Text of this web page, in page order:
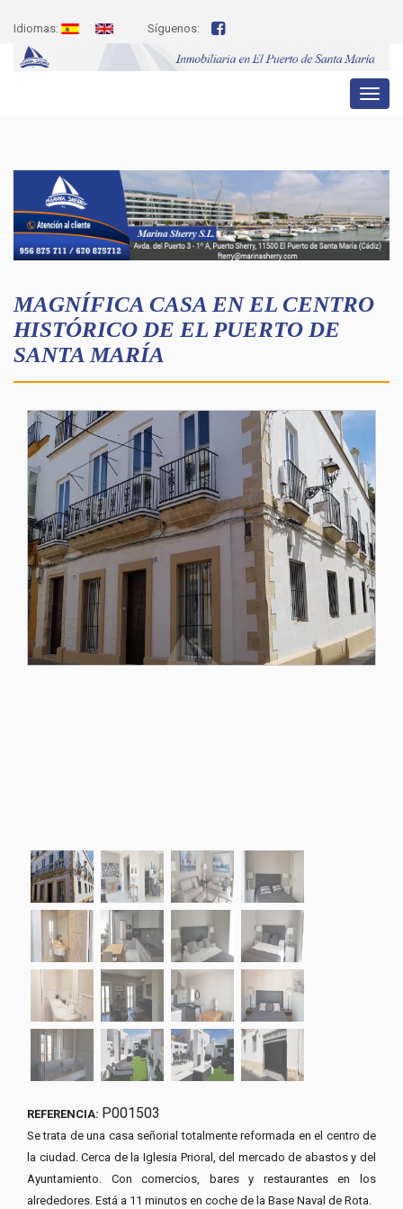
Idiomas: Síguenos:
MAGNÍFICA CASA EN EL CENTRO
HISTÓRICO DE EL PUERTO DE
SANTA MARÍA
REFERENCIA: P001503
Se trata de una casa señorial totalmente reformada en el centro de
la ciudad. Cerca de la Iglesia Prioral, del mercado de abastos y del
Ayuntamiento. Con comercios, bares y restaurantes en los
alrededores. Está a 11 minutos en coche de la Base Naval de Rota.